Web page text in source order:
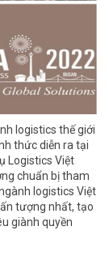
logistics thế giới
thức diễn ra tại
Logistics Việt
chuẩn bị tham
logistics Việt
tượng nhất, tạo
giành quyền